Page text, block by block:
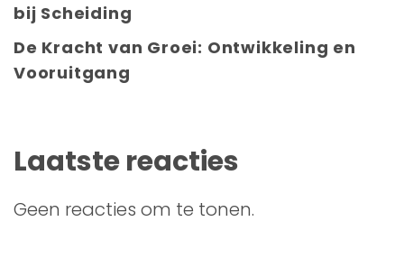
bij Scheiding
De Kracht van Groei: Ontwikkeling en
Vooruitgang
Laatste reacties
Geen reacties om te tonen.